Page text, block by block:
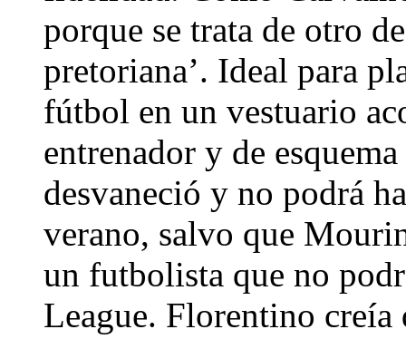
porque se trata de otro
pretoriana’. Ideal para
fútbol en un vestuario
entrenador y de
desvaneció y no podrá
verano, salvo que
un futbolista que no
League. Florentino